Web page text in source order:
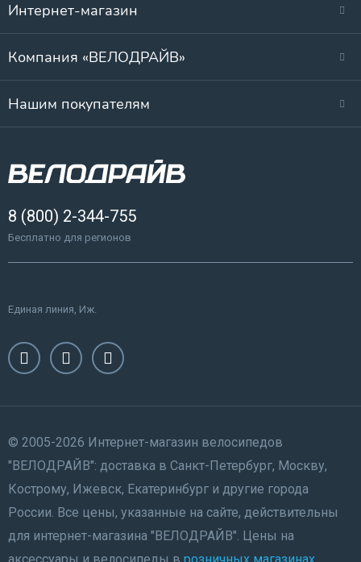
Интернет-магазин
Компания «ВЕЛОДРАЙВ»
Нашим покупателям
8 (800) 2-344-755
Бесплатно для регионов
Единая линия, Иж.
© 2005-2026 Интернет-магазин велосипедов
"ВЕЛОДРАЙВ": доставка в Санкт-Петербург, Москву,
Кострому, Ижевск, Екатеринбург и другие города
России. Все цены, указанные на сайте, действительны
для интернет-магазина "ВЕЛОДРАЙВ". Цены на